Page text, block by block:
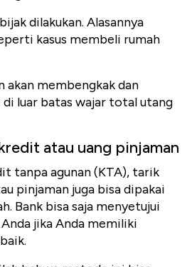
dilakukan. Alasannya
kasus membeli rumah
akan membengkak dan
di luar batas wajar total utang
atau uang pinjaman
tanpa agunan (KTA), tarik
pinjaman juga bisa dipakai
Bank bisa saja menyetujui
jika Anda memiliki